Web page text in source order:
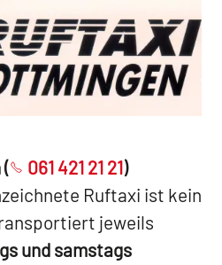
061 421 21 21)
Ruftaxi ist kein
jeweils
und samstags